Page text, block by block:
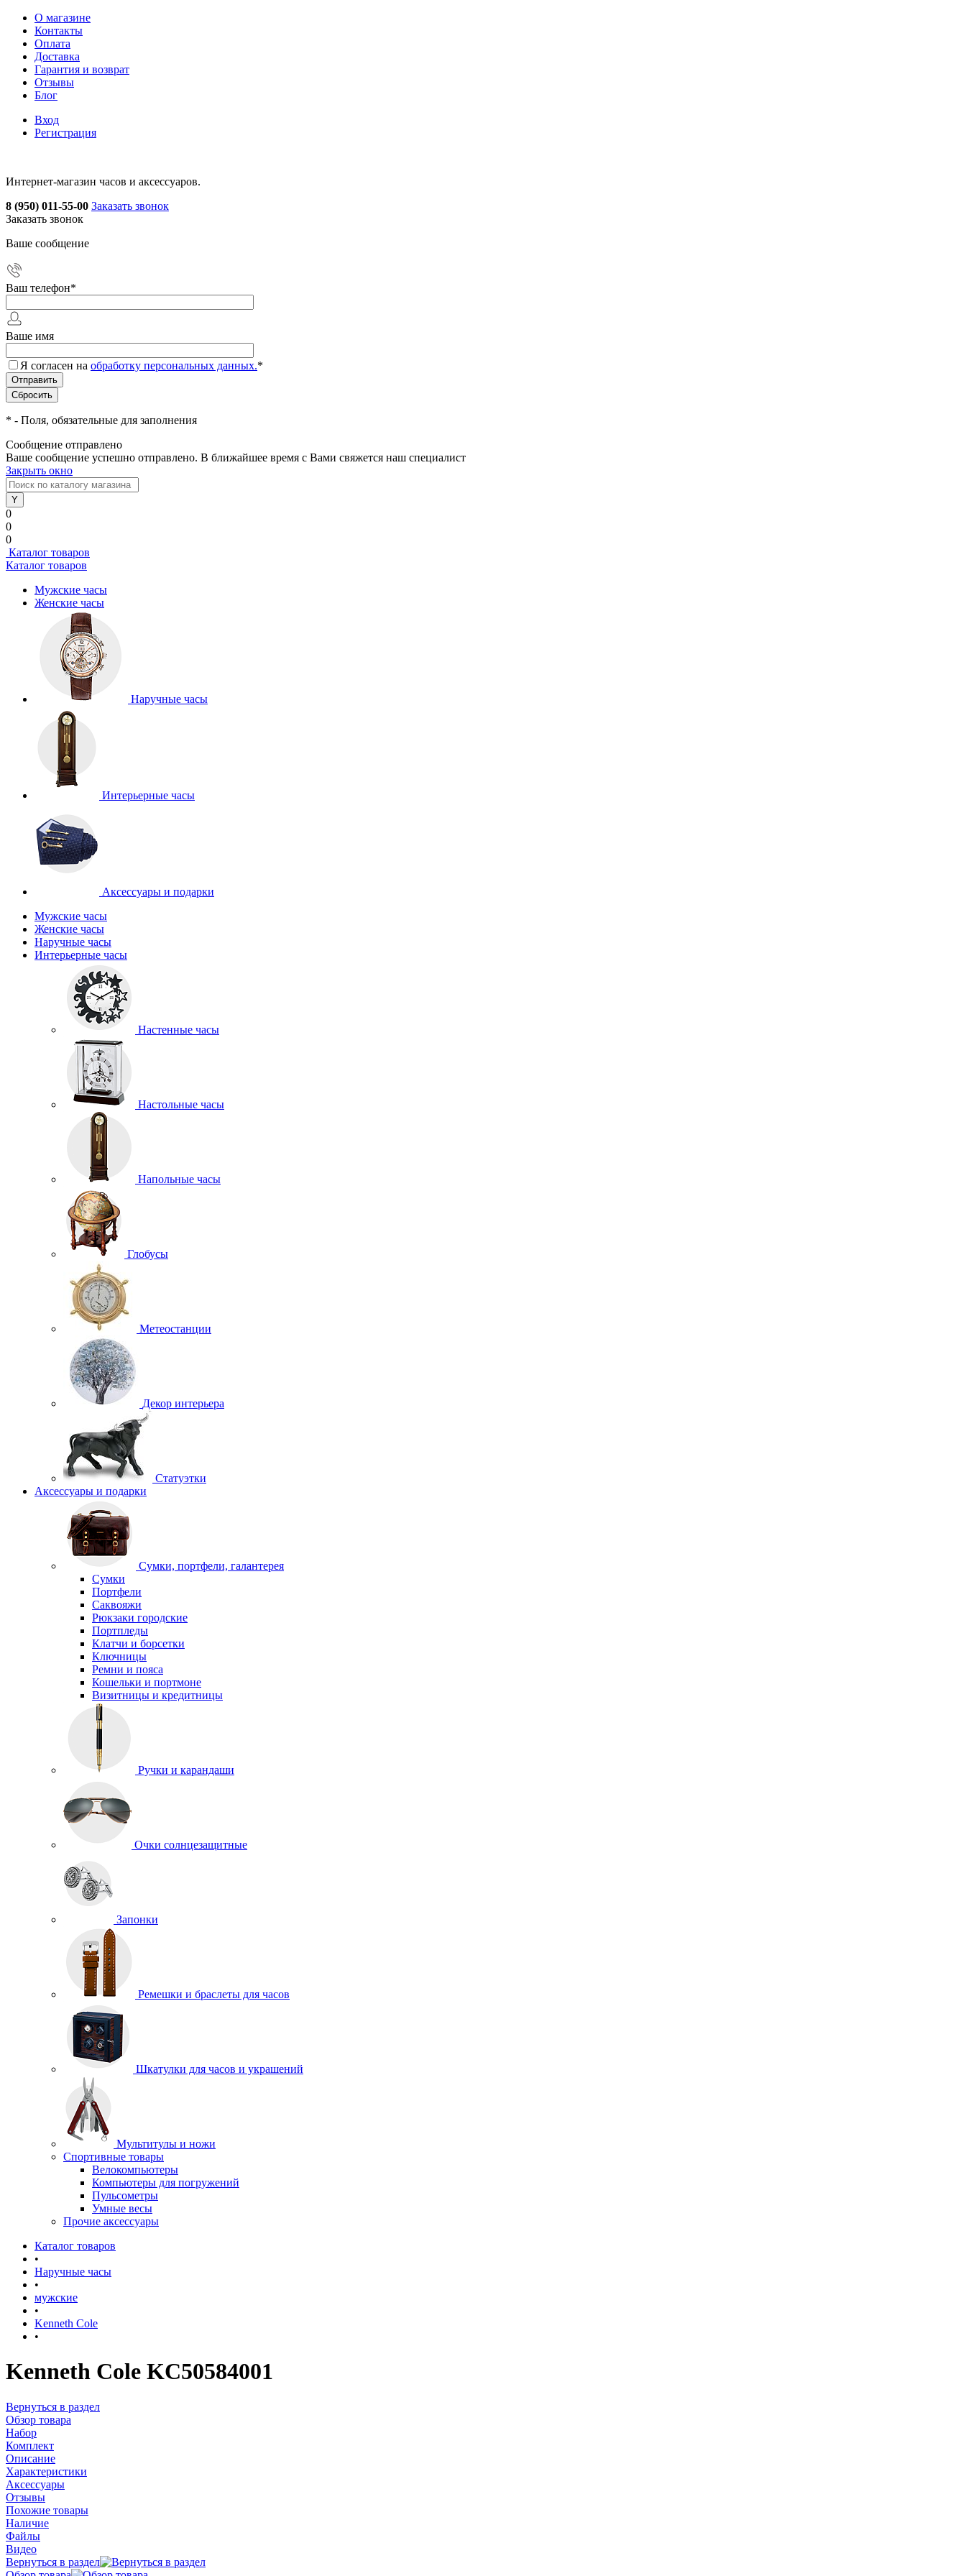
О магазине
Контакты
Оплата
Доставка
Гарантия и возврат
Отзывы
Блог
Вход
Регистрация
Интернет-магазин часов и аксессуаров.
8 (950) 011-55-00 Заказать звонок
Заказать звонок
Ваше сообщение
Ваш телефон*
Ваше имя
Я согласен на обработку персональных данных.*
* - Поля, обязательные для заполнения
Сообщение отправлено
Ваше сообщение успешно отправлено. В ближайшее время с Вами свяжется наш специалист
Закрыть окно
0
0
0
Каталог товаров
Каталог товаров
Мужские часы
Женские часы
Наручные часы
Интерьерные часы
Аксессуары и подарки
Мужские часы
Женские часы
Наручные часы
Интерьерные часы
Настенные часы
Настольные часы
Напольные часы
Глобусы
Метеостанции
Декор интерьера
Статуэтки
Аксессуары и подарки
Сумки, портфели, галантерея
Сумки
Портфели
Саквояжи
Рюкзаки городские
Портпледы
Клатчи и борсетки
Ключницы
Ремни и пояса
Кошельки и портмоне
Визитницы и кредитницы
Ручки и карандаши
Очки солнцезащитные
Запонки
Ремешки и браслеты для часов
Шкатулки для часов и украшений
Мультитулы и ножи
Спортивные товары
Велокомпьютеры
Компьютеры для погружений
Пульсометры
Умные весы
Прочие аксессуары
Каталог товаров
•
Наручные часы
•
мужские
•
Kenneth Cole
•
Kenneth Cole KC50584001
Вернуться в раздел
Обзор товара
Набор
Комплект
Описание
Характеристики
Аксессуары
Отзывы
Похожие товары
Наличие
Файлы
Видео
Вернуться в раздел